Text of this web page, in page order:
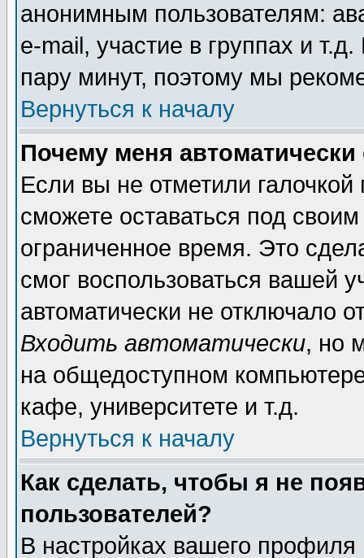
анонимным пользователям:
e-mail, участие в группах и
пару минут, поэтому мы
Вернуться к началу
Почему меня автоматически
Если вы не отметили галочкой
сможете оставаться под
ограниченное время. Это
смог воспользоваться вашей
автоматически не отключало
Входить автоматически, но
на общедоступном
кафе, университете и т.д.
Вернуться к началу
Как сделать, чтобы я не
пользователей?
В настройках вашего